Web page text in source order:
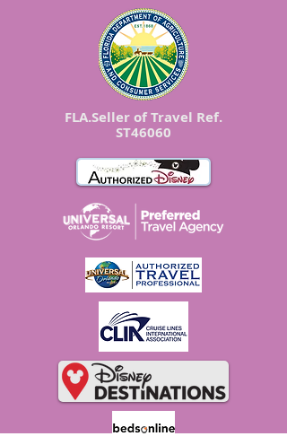
FLA.Seller of Travel Ref.
ST46060